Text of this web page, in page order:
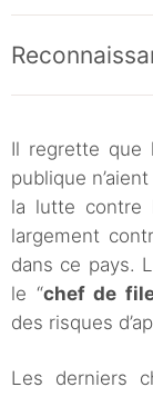
Il regrette que
publique
la lutte contre
largement
dans ce pays.
le “chef de
des risques
Les derniers